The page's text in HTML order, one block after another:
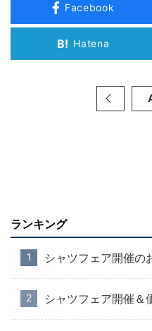
Facebook
B! Hatena
ランキング
シャツフェア開催の
シャツフェア開催＆